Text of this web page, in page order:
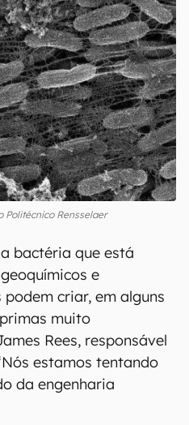
Rensselaer
bactéria que está
e
criar, em alguns
muito
Rees, responsável
estamos tentando
da engenharia